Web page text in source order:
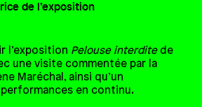
de l’exposition
l’exposition Pelouse interditede
une visite commentée par la
Maréchal, ainsi qu’un
en continu.